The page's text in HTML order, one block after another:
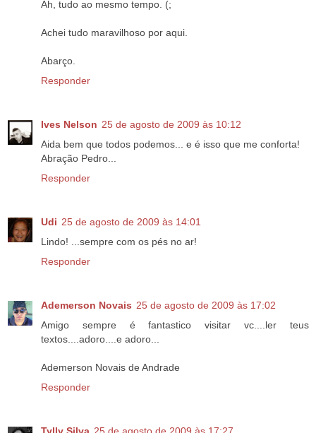
Ah, tudo ao mesmo tempo. (;
Achei tudo maravilhoso por aqui.
Abarço.
Responder
Ives Nelson 25 de agosto de 2009 às 10:12
Aida bem que todos podemos... e é isso que me conforta!
Abração Pedro...
Responder
Udi 25 de agosto de 2009 às 14:01
Lindo! ...sempre com os pés no ar!
Responder
Ademerson Novais 25 de agosto de 2009 às 17:02
Amigo sempre é fantastico visitar vc....ler teus
textos....adoro....e adoro...
Ademerson Novais de Andrade
Responder